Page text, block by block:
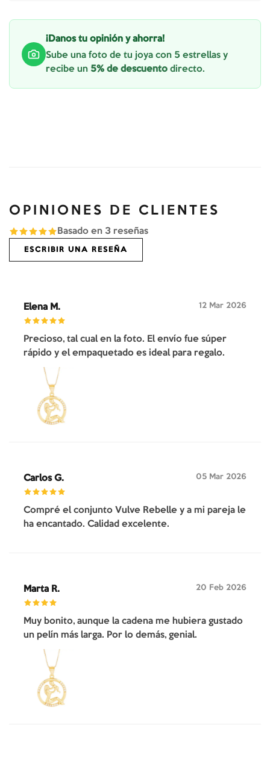
¡Danos tu opinión y ahorra!
Sube una foto de tu joya con 5 estrellas y
recibe un 5% de descuento directo.
OPINIONES DE CLIENTES
Basado en 3 reseñas
ESCRIBIR UNA RESEÑA
Elena M. 12 Mar 2026
Precioso, tal cual en la foto. El envío fue súper
rápido y el empaquetado es ideal para regalo.
Carlos G. 05 Mar 2026
Compré el conjunto Vulve Rebelle y a mi pareja le
ha encantado. Calidad excelente.
Marta R. 20 Feb 2026
Muy bonito, aunque la cadena me hubiera gustado
un pelín más larga. Por lo demás, genial.